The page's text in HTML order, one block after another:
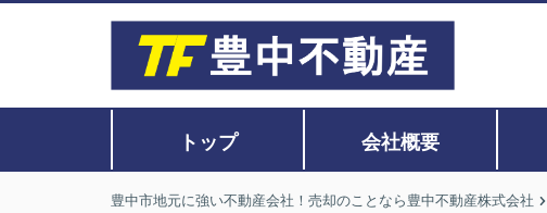
トップ 会社概要
豊中市地元に強い不動産会社！売却のことなら豊中不動産株式会社